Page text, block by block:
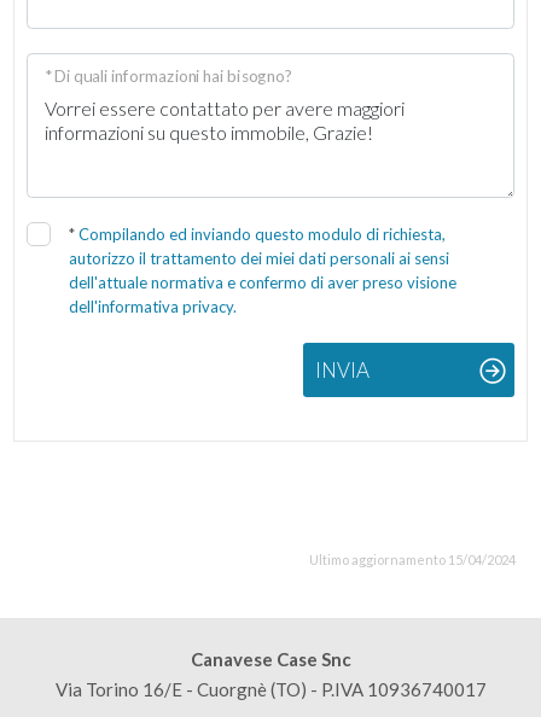
* Di quali informazioni hai bisogno?
*Compilando ed inviando questo modulo di richiesta,
autorizzo il trattamento dei miei dati personali ai sensi
dell'attuale normativa e confermo di aver preso visione
dell'informativa privacy.
INVIA
Ultimo aggiornamento 15/04/2024
Canavese Case Snc
Via Torino 16/E - Cuorgnè (TO) - P.IVA 10936740017